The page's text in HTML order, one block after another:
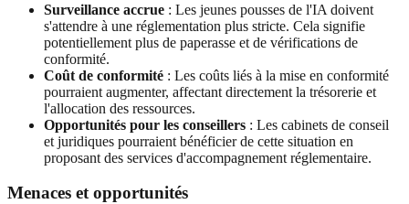
Surveillance accrue : Les jeunes pousses de l'IA doivent
s'attendre à une réglementation plus stricte. Cela signifie
potentiellement plus de paperasse et de vérifications de
conformité.
Coût de conformité : Les coûts liés à la mise en conformité
pourraient augmenter, affectant directement la trésorerie et
l'allocation des ressources.
Opportunités pour les conseillers : Les cabinets de conseil
et juridiques pourraient bénéficier de cette situation en
proposant des services d'accompagnement réglementaire.
Menaces et opportunités